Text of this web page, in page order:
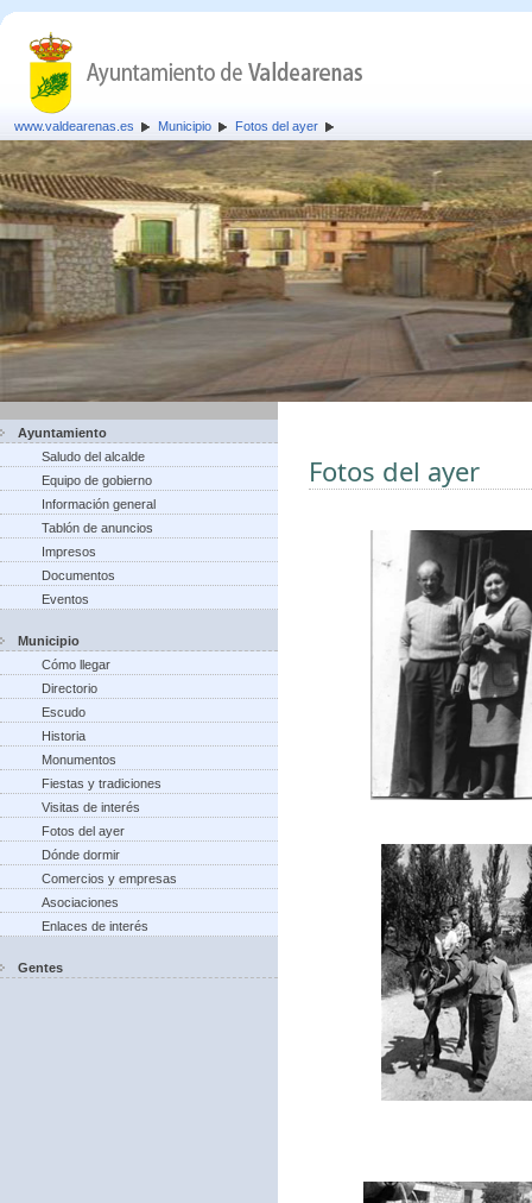
www.valdearenas.es Municipio Fotos del ayer
Ayuntamiento
Saludo del alcalde
Equipo de gobierno
Información general
Tablón de anuncios
Impresos
Documentos
Eventos
Municipio
Cómo llegar
Directorio
Escudo
Historia
Monumentos
Fiestas y tradiciones
Visitas de interés
Fotos del ayer
Dónde dormir
Comercios y empresas
Asociaciones
Enlaces de interés
Gentes
Fotos del ayer